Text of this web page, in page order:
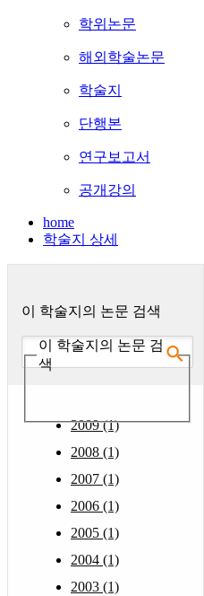
학위논문
해외학술논문
학술지
단행본
연구보고서
공개강의
home
학술지 상세
이 학술지의 논문 검색
이 학술지의 논문 검
색
2009 (1)
2008 (1)
2007 (1)
2006 (1)
2005 (1)
2004 (1)
2003 (1)